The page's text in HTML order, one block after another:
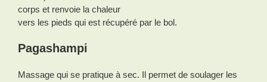
corps et renvoie la chaleur
vers les pieds qui est récupéré par le bol.
Pagashampi
Massage qui se pratique à sec. Il permet de soulager les